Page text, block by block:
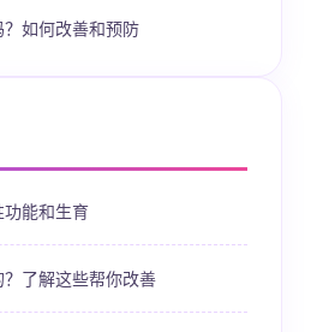
如何改善和预防
能和生育
了解这些帮你改善